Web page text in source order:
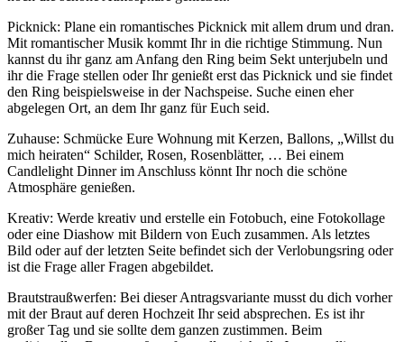
Picknick: Plane ein romantisches Picknick mit allem drum und dran.
Mit romantischer Musik kommt Ihr in die richtige Stimmung. Nun
kannst du ihr ganz am Anfang den Ring beim Sekt unterjubeln und
ihr die Frage stellen oder Ihr genießt erst das Picknick und sie findet
den Ring beispielsweise in der Nachspeise. Suche einen eher
abgelegen Ort, an dem Ihr ganz für Euch seid.
Zuhause: Schmücke Eure Wohnung mit Kerzen, Ballons, „Willst du
mich heiraten“ Schilder, Rosen, Rosenblätter, … Bei einem
Candlelight Dinner im Anschluss könnt Ihr noch die schöne
Atmosphäre genießen.
Kreativ: Werde kreativ und erstelle ein Fotobuch, eine Fotokollage
oder eine Diashow mit Bildern von Euch zusammen. Als letztes
Bild oder auf der letzten Seite befindet sich der Verlobungsring oder
ist die Frage aller Fragen abgebildet.
Brautstraußwerfen: Bei dieser Antragsvariante musst du dich vorher
mit der Braut auf deren Hochzeit Ihr seid absprechen. Es ist ihr
großer Tag und sie sollte dem ganzen zustimmen. Beim